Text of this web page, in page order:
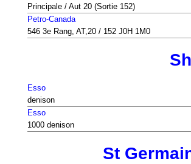
Principale / Aut 20 (Sortie 152)
Petro-Canada
546 3e Rang, AT,20 / 152 J0H 1M0
Esso
denison
Esso
1000 denison
St